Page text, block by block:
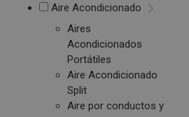
Aire Acondicionado
Aires
Acondicionados
Portátiles
Aire Acondicionado
Split
Aire por conductos y